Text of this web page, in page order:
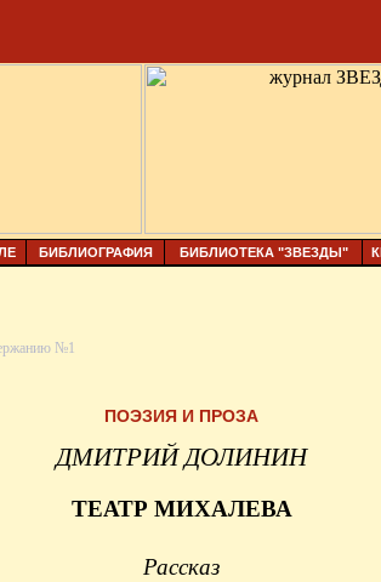
БИБЛИОГРАФИЯ БИБЛИОТЕКА "ЗВЕЗДЫ"
№1
ПОЭЗИЯ И ПРОЗА
ДМИТРИЙ ДОЛИНИН
ТЕАТР МИХАЛЕВА
Рассказ